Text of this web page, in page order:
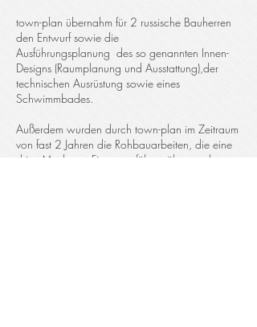
town-plan übernahm für 2 russische Bauherren
den Entwurf sowie die
Ausführungsplanung des so genannten Innen-
Designs (Raumplanung und Ausstattung),der
technischen Ausrüstung sowie eines
Schwimmbades.
Außerdem wurden durch town-plan im Zeitraum
von fast 2 Jahren die Rohbauarbeiten, die eine
dritte Moskauer Firma ausführte, überwacht.